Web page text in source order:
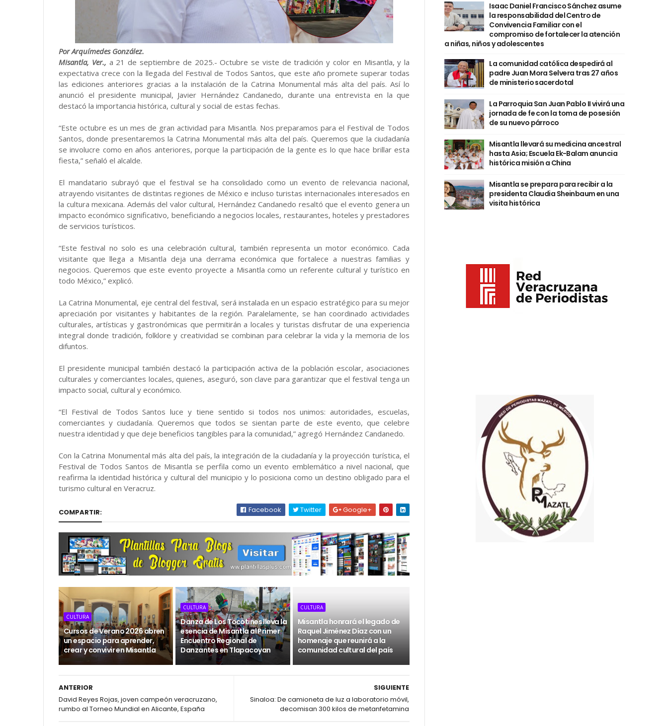
Por Arquímedes González.
Misantla, Ver., a 21 de septiembre de 2025.- Octubre se viste de tradición y color en Misantla, y la
expectativa crece con la llegada del Festival de Todos Santos, que este año promete superar todas
las ediciones anteriores gracias a la instalación de la Catrina Monumental más alta del país. Así lo
anunció el presidente municipal, Javier Hernández Candanedo, durante una entrevista en la que
destacó la importancia histórica, cultural y social de estas fechas.
“Este octubre es un mes de gran actividad para Misantla. Nos preparamos para el Festival de Todos
Santos, donde presentaremos la Catrina Monumental más alta del país. Queremos que la ciudadanía
se involucre como en años anteriores, porque la participación de la gente es lo que hace brillar esta
fiesta,” señaló el alcalde.
El mandatario subrayó que el festival se ha consolidado como un evento de relevancia nacional,
atrayendo visitantes de distintas regiones de México e incluso turistas internacionales interesados en
la cultura mexicana. Además del valor cultural, Hernández Candanedo resaltó que el evento genera un
impacto económico significativo, beneficiando a negocios locales, restaurantes, hoteles y prestadores
de servicios turísticos.
“Este festival no solo es una celebración cultural, también representa un motor económico. Cada
visitante que llega a Misantla deja una derrama económica que fortalece a nuestras familias y
negocios. Queremos que este evento proyecte a Misantla como un referente cultural y turístico en
todo México,” explicó.
La Catrina Monumental, eje central del festival, será instalada en un espacio estratégico para su mejor
apreciación por visitantes y habitantes de la región. Paralelamente, se han coordinado actividades
culturales, artísticas y gastronómicas que permitirán a locales y turistas disfrutar de una experiencia
integral donde tradición, folklore y creatividad se combinan para celebrar la vida y la memoria de los
difuntos.
El presidente municipal también destacó la participación activa de la población escolar, asociaciones
culturales y comerciantes locales, quienes, aseguró, son clave para garantizar que el festival tenga un
impacto social, cultural y económico.
“El Festival de Todos Santos luce y tiene sentido si todos nos unimos: autoridades, escuelas,
comerciantes y ciudadanía. Queremos que todos se sientan parte de este evento, que celebre
nuestra identidad y que deje beneficios tangibles para la comunidad,” agregó Hernández Candanedo.
Con la Catrina Monumental más alta del país, la integración de la ciudadanía y la proyección turística, el
Festival de Todos Santos de Misantla se perfila como un evento emblemático a nivel nacional, que
reafirma la identidad histórica y cultural del municipio y lo posiciona como un destino obligado para el
turismo cultural en Veracruz.
COMPARTIR: Facebook Twitter Google+
CULTURA
Cursos de Verano 2026 abren
un espacio para aprender,
crear y convivir en Misantla
CULTURA
Danza de Los Tocotines lleva la
esencia de Misantla al Primer
Encuentro Regional de
Danzantes en Tlapacoyan
CULTURA
Misantla honrará el legado de
Raquel Jiménez Díaz con un
homenaje que reunirá a la
comunidad cultural del país
SIGUIENTE
Sinaloa: De camioneta de luz a laboratorio móvil,
decomisan 300 kilos de metanfetamina
ANTERIOR
David Reyes Rojas, joven campeón veracruzano,
rumbo al Torneo Mundial en Alicante, España
Isaac Daniel Francisco Sánchez asume
la responsabilidad del Centro de
Convivencia Familiar con el
compromiso de fortalecer la atención
a niñas, niños y adolescentes
La comunidad católica despedirá al
padre Juan Mora Selvera tras 27 años
de ministerio sacerdotal
La Parroquia San Juan Pablo II vivirá una
jornada de fe con la toma de posesión
de su nuevo párroco
Misantla llevará su medicina ancestral
hasta Asia; Escuela Ek-Balam anuncia
histórica misión a China
Misantla se prepara para recibir a la
presidenta Claudia Sheinbaum en una
visita histórica